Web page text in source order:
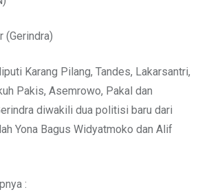
(Gerindra)
Karang Pilang, Tandes, Lakarsantri,
Pakis, Asemrowo, Pakal dan
diwakili dua politisi baru dari
Yona Bagus Widyatmoko dan Alif
: